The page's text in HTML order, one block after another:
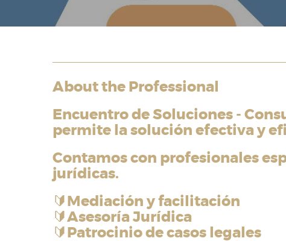
About the Professional
Encuentro de Soluciones -
permite la solución efectiva y
Contamos con profesionales
jurídicas.
🔰 Mediación y facilitación
🔰Asesoría Jurídica
🔰 Patrocinio de casos legales